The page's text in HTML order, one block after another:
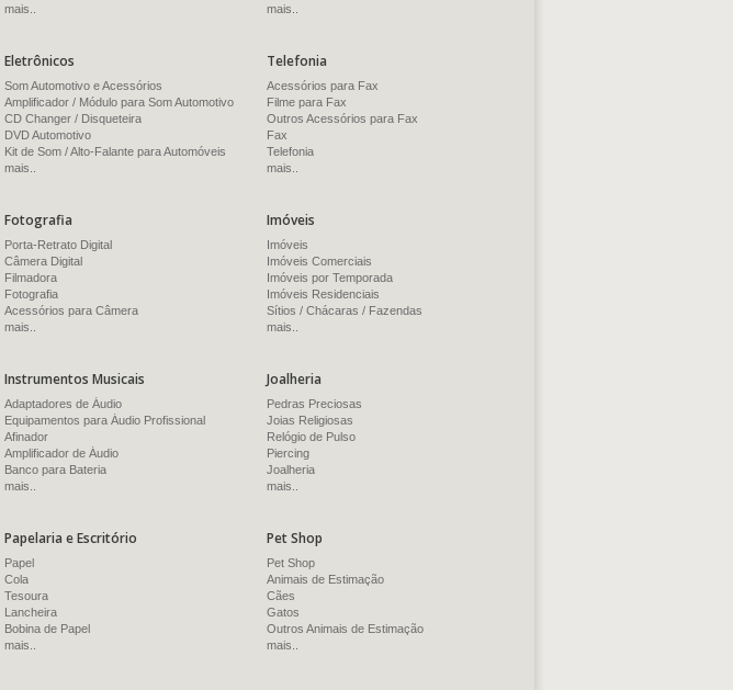
mais..
mais..
Eletrônicos
Som Automotivo e Acessórios
Amplificador / Módulo para Som Automotivo
CD Changer / Disqueteira
DVD Automotivo
Kit de Som / Alto-Falante para Automóveis
mais..
Telefonia
Acessórios para Fax
Filme para Fax
Outros Acessórios para Fax
Fax
Telefonia
mais..
Fotografia
Porta-Retrato Digital
Câmera Digital
Filmadora
Fotografia
Acessórios para Câmera
mais..
Imóveis
Imóveis
Imóveis Comerciais
Imóveis por Temporada
Imóveis Residenciais
Sítios / Chácaras / Fazendas
mais..
Instrumentos Musicais
Adaptadores de Áudio
Equipamentos para Áudio Profissional
Afinador
Amplificador de Áudio
Banco para Bateria
mais..
Joalheria
Pedras Preciosas
Joias Religiosas
Relógio de Pulso
Piercing
Joalheria
mais..
Papelaria e Escritório
Papel
Cola
Tesoura
Lancheira
Bobina de Papel
mais..
Pet Shop
Pet Shop
Animais de Estimação
Cães
Gatos
Outros Animais de Estimação
mais..